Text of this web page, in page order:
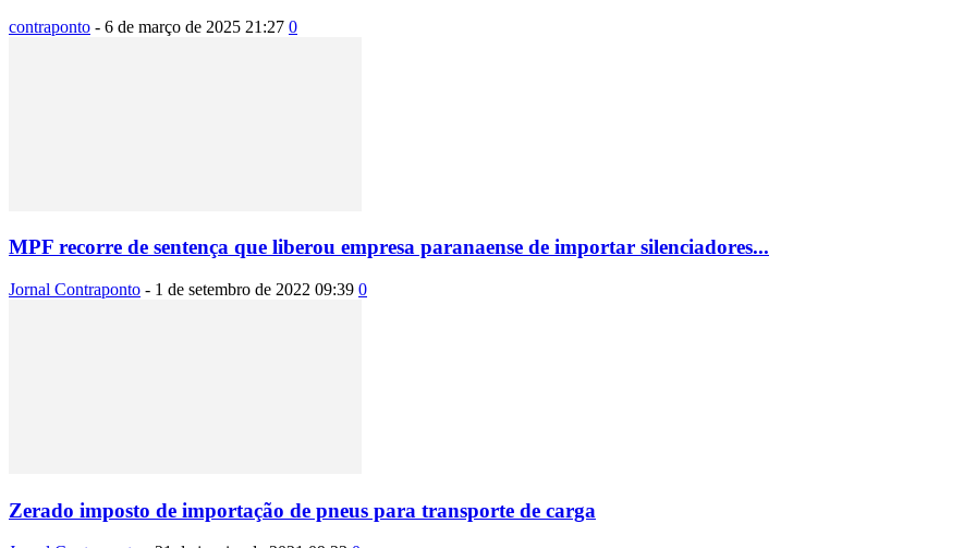
contraponto - 6 de março de 2025 21:27 0
MPF recorre de sentença que liberou empresa paranaense de importar silenciadores...
Jornal Contraponto - 1 de setembro de 2022 09:39 0
Zerado imposto de importação de pneus para transporte de carga